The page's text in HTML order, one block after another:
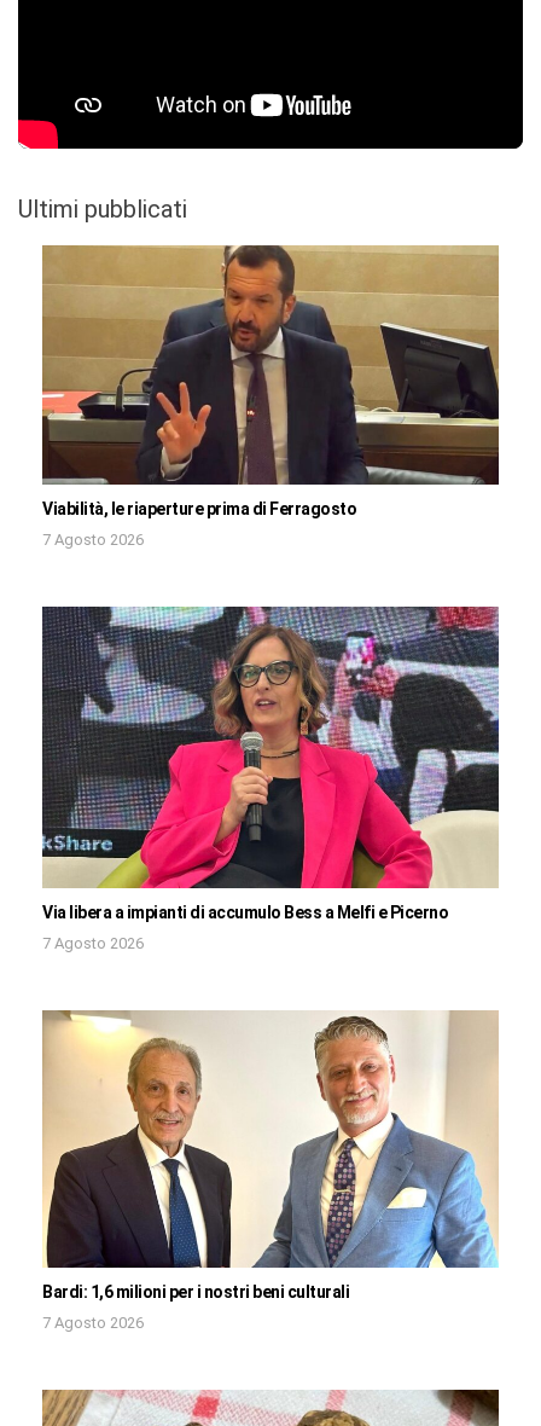
Ultimi pubblicati
Viabilità, le riaperture prima di Ferragosto
7 Agosto 2026
Via libera a impianti di accumulo Bess a Melfi e Picerno
7 Agosto 2026
Bardi: 1,6 milioni per i nostri beni culturali
7 Agosto 2026